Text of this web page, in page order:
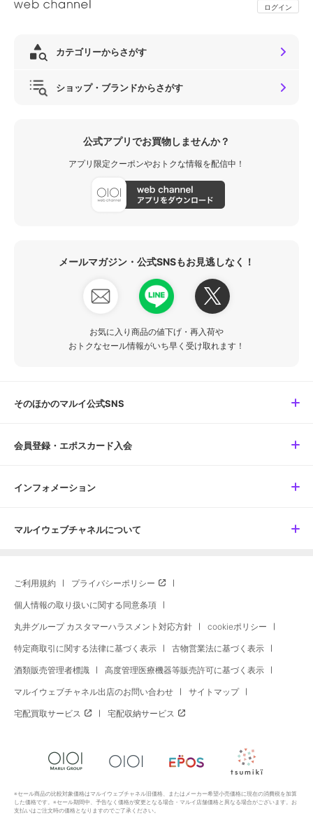
ログイン
カテゴリーからさがす
ショップ・ブランドからさがす
公式アプリでお買物しませんか？
アプリ限定クーポンやおトクな情報を配信中！
メールマガジン・公式SNSもお見逃しなく！
お気に入り商品の値下げ・再入荷や
おトクなセール情報がいち早く受け取れます！
そのほかのマルイ公式SNS
会員登録・エポスカード入会
インフォメーション
マルイウェブチャネルについて
ご利用規約 プライバシーポリシー
個人情報の取り扱いに関する同意条項
丸井グループ カスタマーハラスメント対応方針 cookieポリシー
特定商取引に関する法律に基づく表示 古物営業法に基づく表示
酒類販売管理者標識 高度管理医療機器等販売許可に基づく表示
マルイウェブチャネル出店のお問い合わせ サイトマップ
宅配買取サービス 宅配収納サービス
※セール商品の比較対象価格はマルイウェブチャネル旧価格、またはメーカー希望小売価格に現在の消費税を加算
した価格です。※セール期間中、予告なく価格が変更となる場合・マルイ店舗価格と異なる場合がございます。お
支払いはご注文時の価格となりますのでご了承ください。